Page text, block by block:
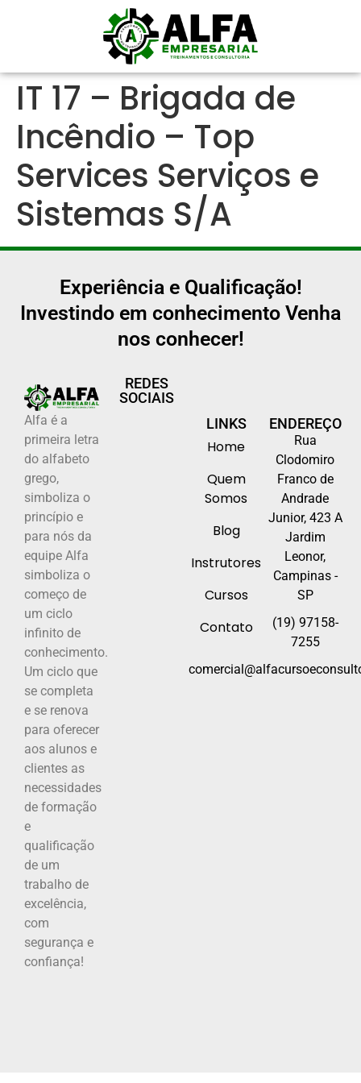
IT 17 – Brigada de
Incêndio – Top
Services Serviços e
Sistemas S/A
Experiência e Qualificação!
Investindo em conhecimento Venha
nos conhecer!
Alfa é a
primeira letra
do alfabeto
grego,
simboliza o
princípio e
para nós da
equipe Alfa
simboliza o
começo de
um ciclo
infinito de
conhecimento.
Um ciclo que
se completa
e se renova
para oferecer
aos alunos e
clientes as
necessidades
de formação
e
qualificação
de um
trabalho de
excelência,
com
segurança e
confiança!
REDES
SOCIAIS
LINKS
Home
Quem
Somos
Blog
Instrutores
Cursos
Contato
ENDEREÇO
Rua
Clodomiro
Franco de
Andrade
Junior, 423 A
Jardim
Leonor,
Campinas -
SP
(19) 97158-
7255